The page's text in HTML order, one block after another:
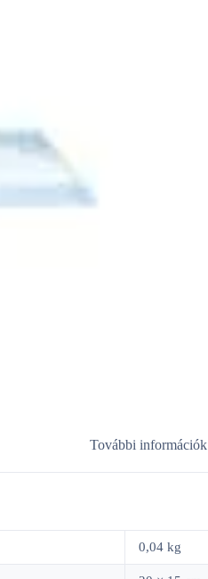
További információk
0,04 kg